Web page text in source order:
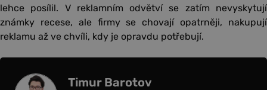
lehce posílil. V reklamním odvětví se zatím nevyskytují
známky recese, ale firmy se chovají opatrněji, nakupují
reklamu až ve chvíli, kdy je opravdu potřebují.
Timur Barotov